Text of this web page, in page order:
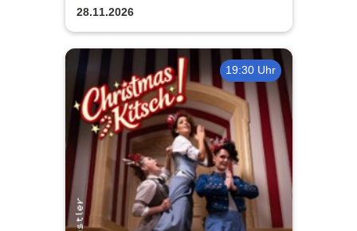
28.11.2026
19:30 Uhr